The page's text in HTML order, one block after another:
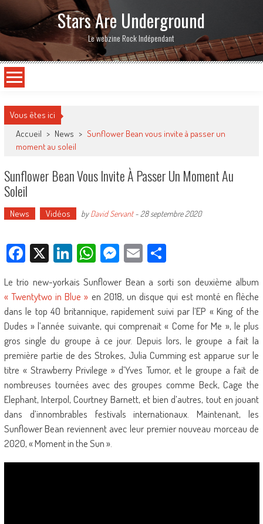
Stars Are Underground
Le webzine Rock Indépendant
Vous êtes ici
Accueil > News > Sunflower Bean vous invite à passer un
moment au soleil
Sunflower Bean Vous Invite À Passer Un Moment Au
Soleil
News Vidéos byDavid Servant- 28 septembre 2020
Facebook
X LinkedIn
WhatsApp
Messenger
EmailPartager
Le trio new-yorkais Sunflower Bean a sorti son deuxième album
« Twentytwo in Blue » en 2018, un disque qui est monté en flèche
dans le top 40 britannique, rapidement suivi par l’EP « King of the
Dudes » l’année suivante, qui comprenait « Come for Me », le plus
gros single du groupe à ce jour. Depuis lors, le groupe a fait la
première partie de des Strokes, Julia Cumming est apparue sur le
titre « Strawberry Privilege » d’Yves Tumor, et le groupe a fait de
nombreuses tournées avec des groupes comme Beck, Cage the
Elephant, Interpol, Courtney Barnett, et bien d’autres, tout en jouant
dans d’innombrables festivals internationaux. Maintenant, les
Sunflower Bean reviennent avec leur premier nouveau morceau de
2020, « Moment in the Sun ».